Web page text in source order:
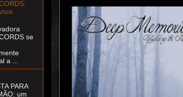
se
a ...
PARA
um